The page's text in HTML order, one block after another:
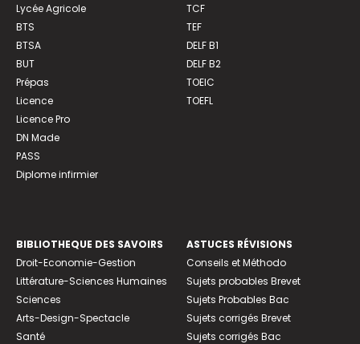
Lycée Agricole
BTS
BTSA
BUT
Prépas
Licence
Licence Pro
DN Made
PASS
Diplome infirmier
TCF
TEF
DELF B1
DELF B2
TOEIC
TOEFL
BIBLIOTHEQUE DES SAVOIRS
Droit-Economie-Gestion
Littérature-Sciences Humaines
Sciences
Arts-Design-Spectacle
Santé
ASTUCES RÉVISIONS
Conseils et Méthodo
Sujets probables Brevet
Sujets Probables Bac
Sujets corrigés Brevet
Sujets corrigés Bac